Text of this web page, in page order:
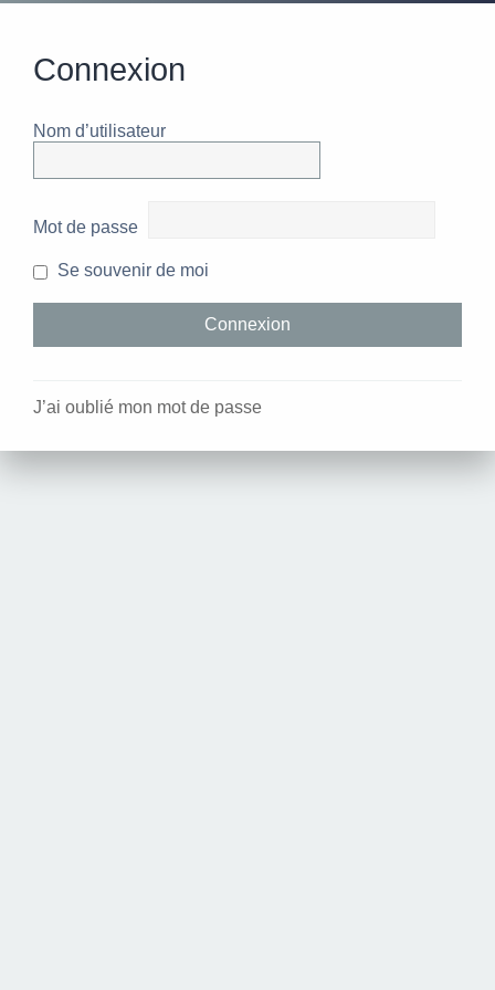
Connexion
Nom d’utilisateur
Mot de passe
Se souvenir de moi
J’ai oublié mon mot de passe